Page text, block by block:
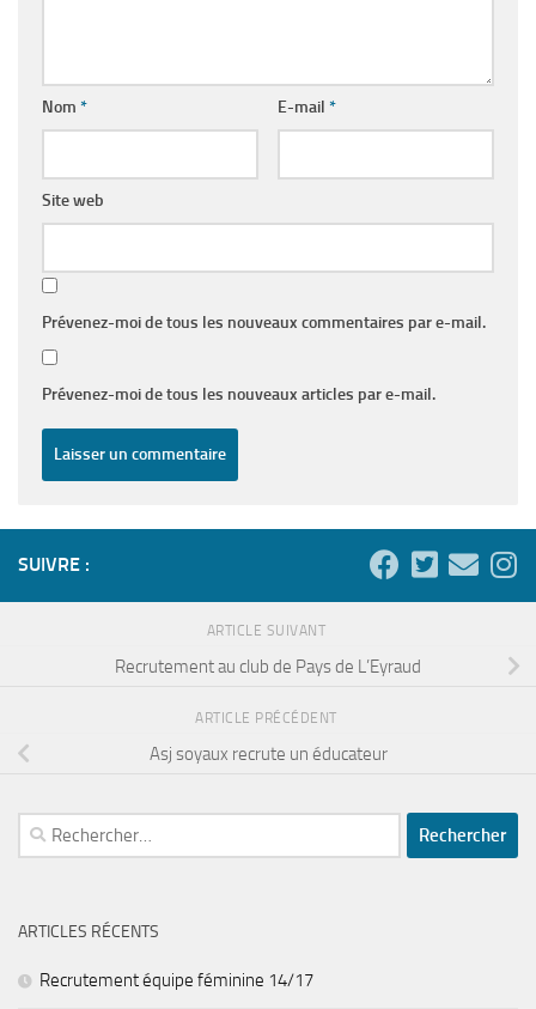
Nom * E-mail *
Site web
Prévenez-moi de tous les nouveaux commentaires par e-mail.
Prévenez-moi de tous les nouveaux articles par e-mail.
SUIVRE :
ARTICLE SUIVANT
Recrutement au club de Pays de L’Eyraud
ARTICLE PRÉCÉDENT
Asj soyaux recrute un éducateur
Rechercher :
ARTICLES RÉCENTS
Recrutement équipe féminine 14/17